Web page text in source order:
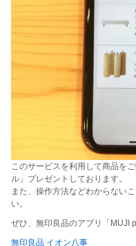
このサービスを利用して商品を
ル」プレゼントしております。
また、操作方法などわからない
い。
ぜひ、無印良品のアプリ「MUJI
無印良品 イオン八事